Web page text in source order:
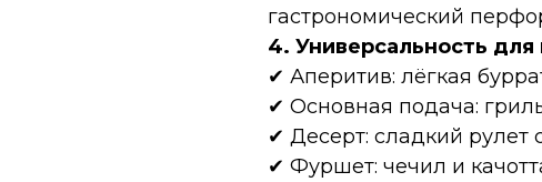
гастрономический
4. Универсальность для
✔ Аперитив: лёгкая
✔ Основная подача:
✔ Десерт: сладкий рулет
✔ Фуршет: чечил и